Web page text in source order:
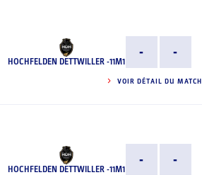
HOCHFELDEN DETTWILLER -11M1
- -
VOIR DÉTAIL DU MATCH
HOCHFELDEN DETTWILLER -11M1
- -